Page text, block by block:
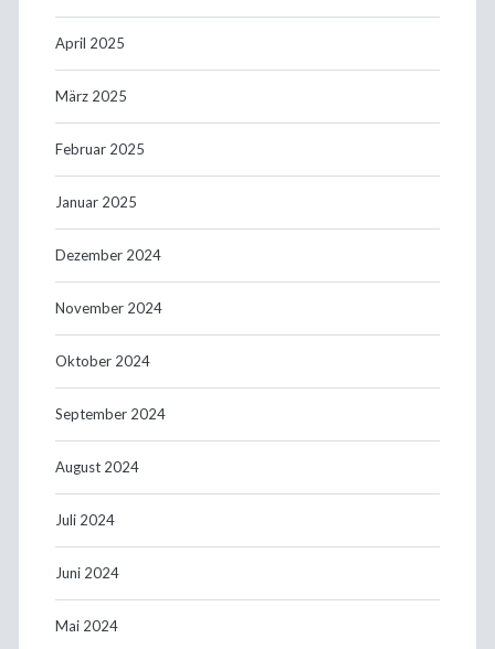
April 2025
März 2025
Februar 2025
Januar 2025
Dezember 2024
November 2024
Oktober 2024
September 2024
August 2024
Juli 2024
Juni 2024
Mai 2024